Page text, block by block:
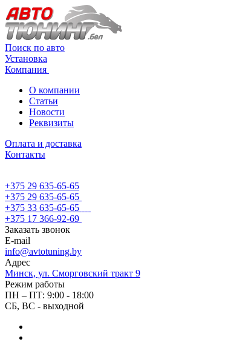
Поиск по авто
Установка
Компания
О компании
Статьи
Новости
Реквизиты
Оплата и доставка
Контакты
+375 29 635-65-65
+375 29 635-65-65
+375 33 635-65-65
+375 17 366-92-69
Заказать звонок
E-mail
info@avtotuning.by
Адрес
Минск, ул. Сморговский тракт 9
Режим работы
ПН – ПТ: 9:00 - 18:00
СБ, ВС - выходной